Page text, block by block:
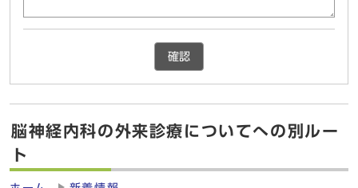
確認
脳神経内科の外来診療についてへの別ルー
ト